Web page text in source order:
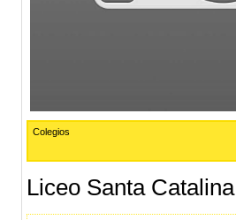
Colegios
Liceo Santa Catalina